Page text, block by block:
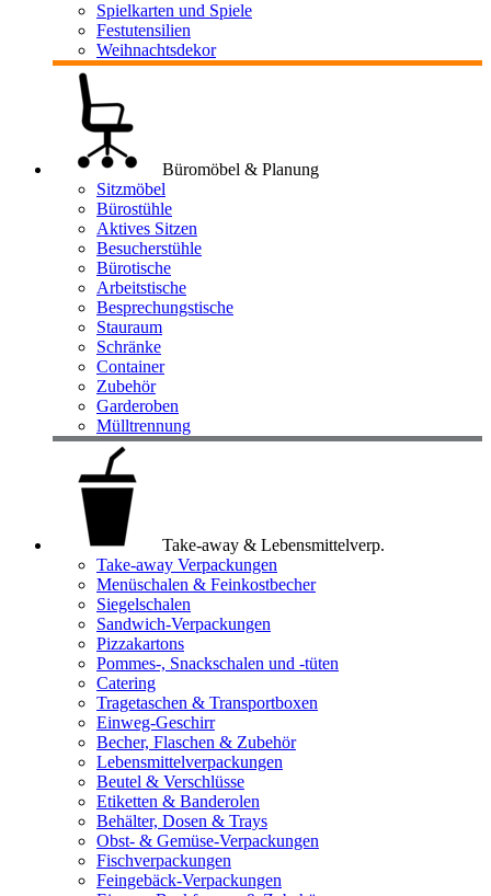
Spielkarten und Spiele
Festutensilien
Weihnachtsdekor
Büromöbel & Planung
Sitzmöbel
Bürostühle
Aktives Sitzen
Besucherstühle
Bürotische
Arbeitstische
Besprechungstische
Stauraum
Schränke
Container
Zubehör
Garderoben
Mülltrennung
Take-away & Lebensmittelverp.
Take-away Verpackungen
Menüschalen & Feinkostbecher
Siegelschalen
Sandwich-Verpackungen
Pizzakartons
Pommes-, Snackschalen und -tüten
Catering
Tragetaschen & Transportboxen
Einweg-Geschirr
Becher, Flaschen & Zubehör
Lebensmittelverpackungen
Beutel & Verschlüsse
Etiketten & Banderolen
Behälter, Dosen & Trays
Obst- & Gemüse-Verpackungen
Fischverpackungen
Feingebäck-Verpackungen